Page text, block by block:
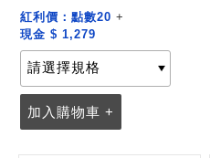
紅利價： 點數20 +
現金 $ 1,279
加入購物車 +